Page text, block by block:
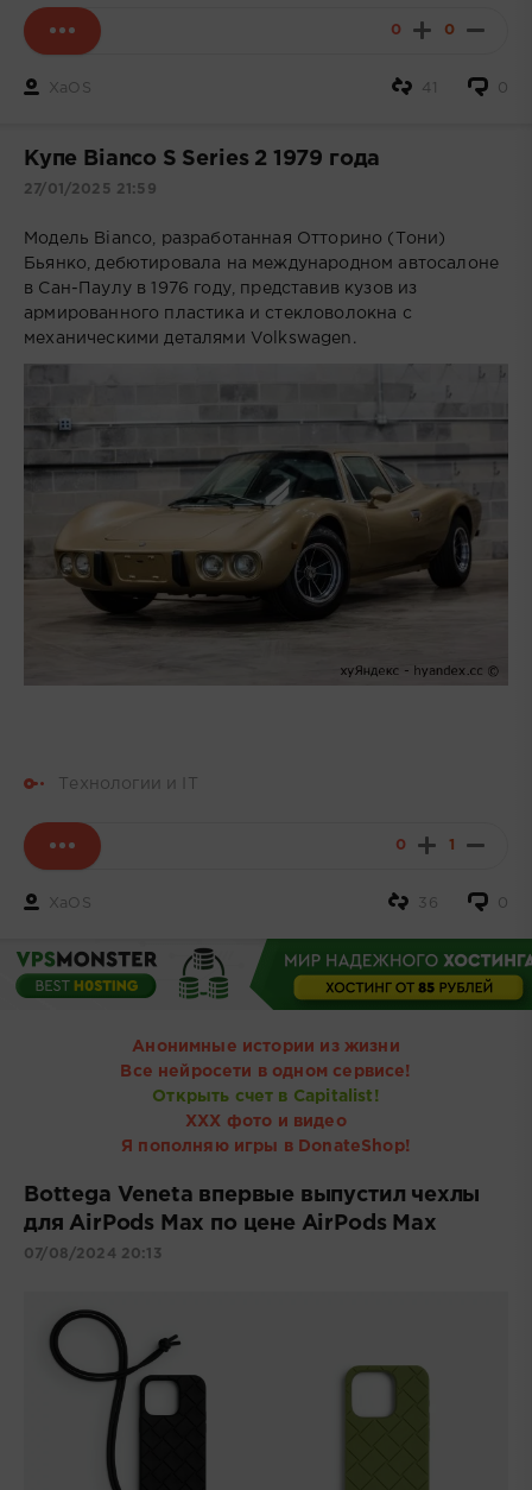
0 0
XaOS 0
41
Купе Bianco S Series 2 1979 года
27/01/2025 21:59
Модель Bianco, разработанная Отторино (Тони)
Бьянко, дебютировала на международном автосалоне
в Сан-Паулу в 1976 году, представив кузов из
армированного пластика и стекловолокна с
механическими деталями Volkswagen.
Технологии и IT
0 1
XaOS 0
36
Анонимные истории из жизни
Все нейросети в одном сервисе!
Открыть счет в Capitalist!
ХХХ фото и видео
Я пополняю игры в DonateShop!
Bottega Veneta впервые выпустил чехлы
для AirPods Max по цене AirPods Max
07/08/2024 20:13